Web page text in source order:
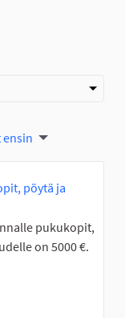
ensin
pöytä ja
pukukopit,
on 5000 €.